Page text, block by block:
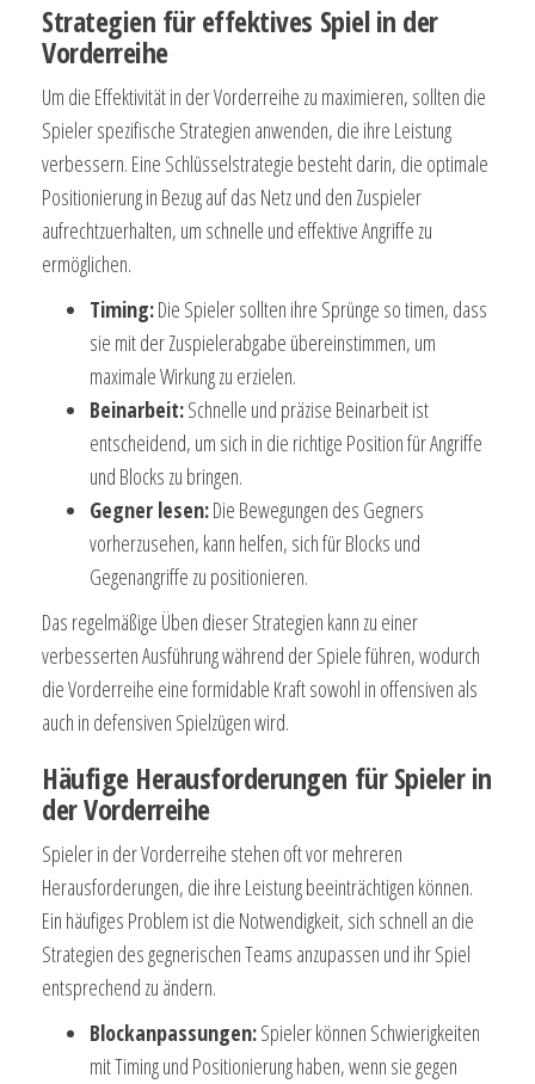
Strategien für effektives Spiel in der
Vorderreihe
Um die Effektivität in der Vorderreihe zu maximieren, sollten die
Spieler spezifische Strategien anwenden, die ihre Leistung
verbessern. Eine Schlüsselstrategie besteht darin, die optimale
Positionierung in Bezug auf das Netz und den Zuspieler
aufrechtzuerhalten, um schnelle und effektive Angriffe zu
ermöglichen.
Timing:Die Spieler sollten ihre Sprünge so timen, dass
sie mit der Zuspielerabgabe übereinstimmen, um
maximale Wirkung zu erzielen.
Beinarbeit:Schnelle und präzise Beinarbeit ist
entscheidend, um sich in die richtige Position für Angriffe
und Blocks zu bringen.
Gegner lesen:Die Bewegungen des Gegners
vorherzusehen, kann helfen, sich für Blocks und
Gegenangriffe zu positionieren.
Das regelmäßige Üben dieser Strategien kann zu einer
verbesserten Ausführung während der Spiele führen, wodurch
die Vorderreihe eine formidable Kraft sowohl in offensiven als
auch in defensiven Spielzügen wird.
Häufige Herausforderungen für Spieler in
der Vorderreihe
Spieler in der Vorderreihe stehen oft vor mehreren
Herausforderungen, die ihre Leistung beeinträchtigen können.
Ein häufiges Problem ist die Notwendigkeit, sich schnell an die
Strategien des gegnerischen Teams anzupassen und ihr Spiel
entsprechend zu ändern.
Blockanpassungen:Spieler können Schwierigkeiten
mit Timing und Positionierung haben, wenn sie gegen